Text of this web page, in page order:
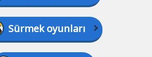
Sürmek oyunları